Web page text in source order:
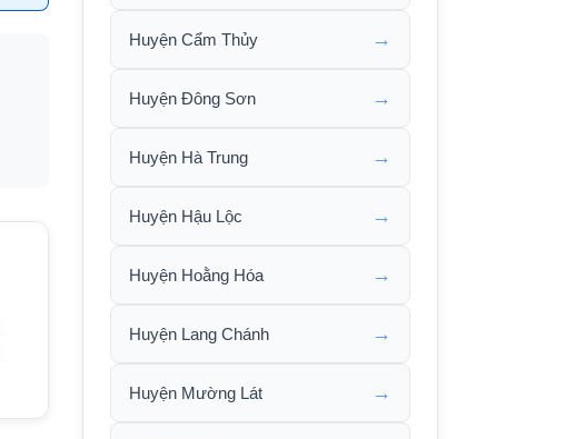
Huyện Cẩm Thủy →
Huyện Đông Sơn →
Huyện Hà Trung →
Huyện Hậu Lộc →
Huyện Hoằng Hóa →
Huyện Lang Chánh →
Huyện Mường Lát →